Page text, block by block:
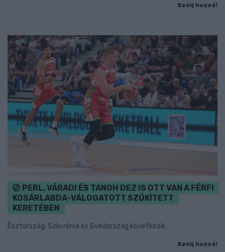
Szólj hozzá!
PERL, VÁRADI ÉS TANOH DEZ IS OTT VAN A FÉRFI
KOSÁRLABDA-VÁLOGATOTT SZŰKÍTETT
KERETÉBEN
Észtország, Szlovénia és Svédország következik.
Szólj hozzá!